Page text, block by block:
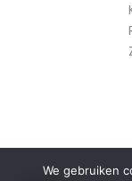
We gebruiken